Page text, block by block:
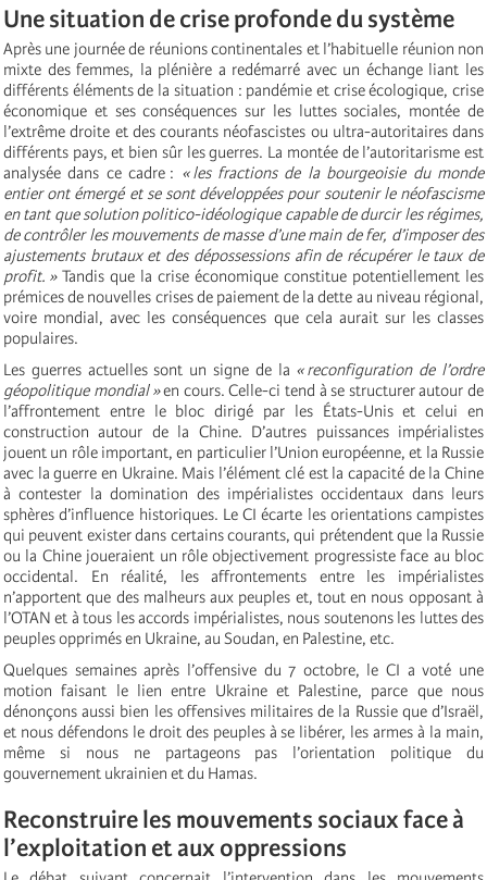
Une situation de crise profonde du système
Après une journée de réunions continentales et l’habituelle réunion non
mixte des femmes, la plénière a redémarré avec un échange liant les
différents éléments de la situation : pandémie et crise écologique, crise
économique et ses conséquences sur les luttes sociales, montée de
l’extrême droite et des courants néofascistes ou ultra-autoritaires dans
différents pays, et bien sûr les guerres. La montée de l’autoritarisme est
analysée dans ce cadre : « les fractions de la bourgeoisie du monde
entier ont émergé et se sont développées pour soutenir le néofascisme
en tant que solution politico-idéologique capable de durcir les régimes,
de contrôler les mouvements de masse d’une main de fer, d’imposer des
ajustements brutaux et des dépossessions afin de récupérer le taux de
profit. » Tandis que la crise économique constitue potentiellement les
prémices de nouvelles crises de paiement de la dette au niveau régional,
voire mondial, avec les conséquences que cela aurait sur les classes
populaires.
Les guerres actuelles sont un signe de la « reconfiguration de l’ordre
géopolitique mondial »en cours. Celle-ci tend à se structurer autour de
l’affrontement entre le bloc dirigé par les États-Unis et celui en
construction autour de la Chine. D’autres puissances impérialistes
jouent un rôle important, en particulier l’Union européenne, et la Russie
avec la guerre en Ukraine. Mais l’élément clé est la capacité de la Chine
à contester la domination des impérialistes occidentaux dans leurs
sphères d’influence historiques. Le CI écarte les orientations campistes
qui peuvent exister dans certains courants, qui prétendent que la Russie
ou la Chine joueraient un rôle objectivement progressiste face au bloc
occidental. En réalité, les affrontements entre les impérialistes
n’apportent que des malheurs aux peuples et, tout en nous opposant à
l’OTAN et à tous les accords impérialistes, nous soutenons les luttes des
peuples opprimés en Ukraine, au Soudan, en Palestine, etc.
Quelques semaines après l’offensive du 7 octobre, le CI a voté une
motion faisant le lien entre Ukraine et Palestine, parce que nous
dénonçons aussi bien les offensives militaires de la Russie que d’Israël,
et nous défendons le droit des peuples à se libérer, les armes à la main,
même si nous ne partageons pas l’orientation politique du
gouvernement ukrainien et du Hamas.
Reconstruire les mouvements sociaux face à
l’exploitation et aux oppressions